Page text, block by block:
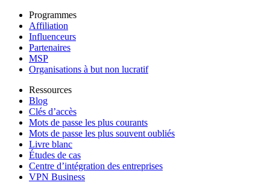
Programmes
Affiliation
Influenceurs
Partenaires
MSP
Organisations à but non lucratif
Ressources
Blog
Clés d’accès
Mots de passe les plus courants
Mots de passe les plus souvent oubliés
Livre blanc
Études de cas
Centre d’intégration des entreprises
VPN Business